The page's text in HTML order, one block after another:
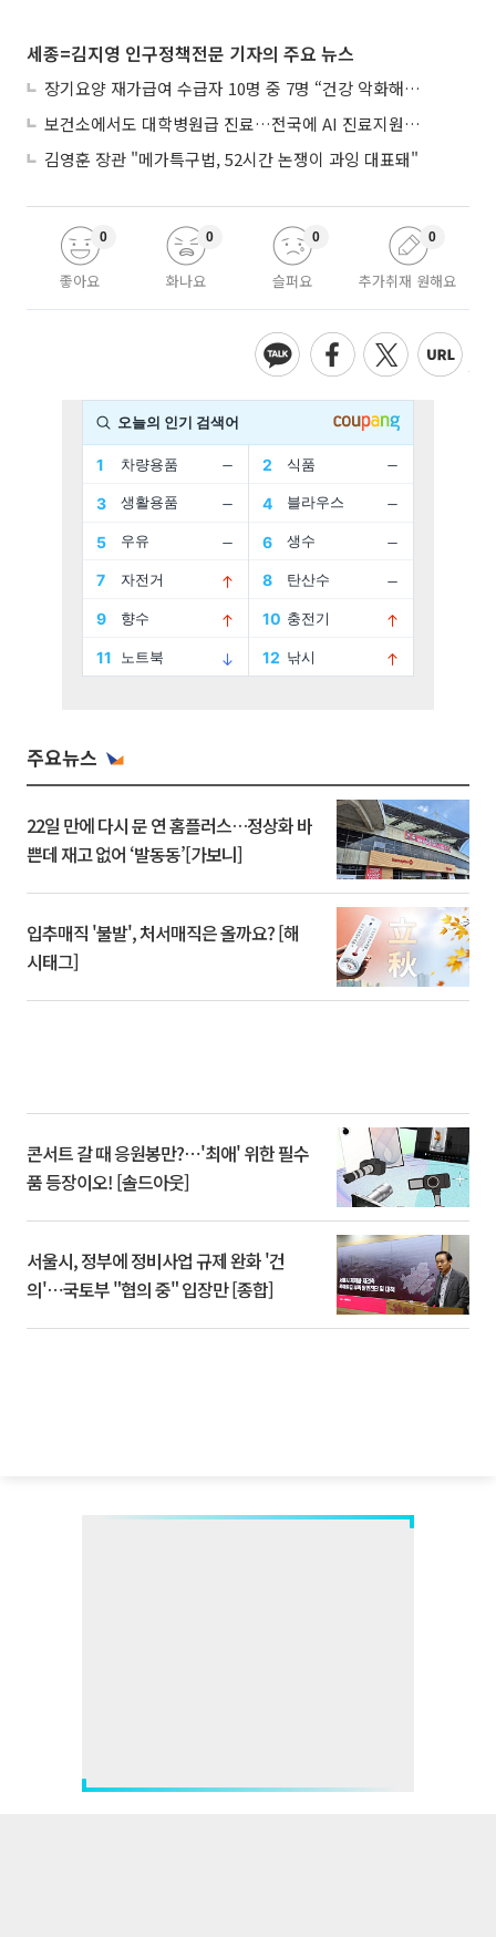
세종=김지영 인구정책전문 기자의 주요 뉴스
장기요양 재가급여 수급자 10명 중 7명 “건강 악화해도 집에서”
보건소에서도 대학병원급 진료…전국에 AI 진료지원도구 보급
김영훈 장관 "메가특구법, 52시간 논쟁이 과잉 대표돼"
좋아요
0
화나요
0
슬퍼요
0
추가취재 원해요
0
주요뉴스
22일 만에 다시 문 연 홈플러스…정상화 바
쁜데 재고 없어 ‘발동동’[가보니]
입추매직 '불발', 처서매직은 올까요? [해
시태그]
콘서트 갈 때 응원봉만?⋯'최애' 위한 필수
품 등장이오! [솔드아웃]
서울시, 정부에 정비사업 규제 완화 '건
의'⋯국토부 "협의 중" 입장만 [종합]